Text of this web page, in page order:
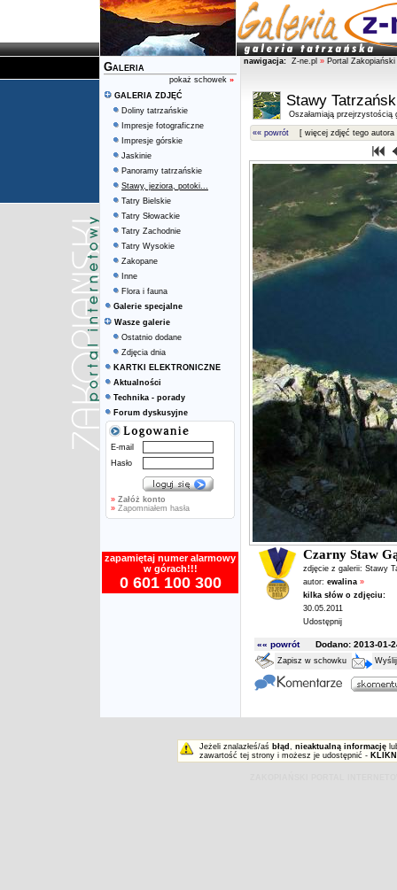
Galeria
pokaż schowek »
GALERIA ZDJĘĆ
Doliny tatrzańskie
Impresje fotograficzne
Impresje górskie
Jaskinie
Panoramy tatrzańskie
Stawy, jeziora, potoki...
Tatry Bielskie
Tatry Słowackie
Tatry Zachodnie
Tatry Wysokie
Zakopane
Inne
Flora i fauna
Galerie specjalne
Wasze galerie
Ostatnio dodane
Zdjęcia dnia
KARTKI ELEKTRONICZNE
Aktualności
Technika - porady
Forum dyskusyjne
E-mail
Hasło
» Załóż konto
» Zapomniałem hasła
zapamiętaj numer alarmowy
w górach!!!
0 601 100 300
nawigacja: Z-ne.pl » Portal Zakopiański
Stawy
Oszałamiają przejrzystością
«« powrót [ więcej zdjęć tego autora
Czarny Staw
zdjęcie z galerii: Stawy
autor: ewalina »
kilka słów o zdjęciu:
30.05.2011
Udostępnij
«« powrótDodano: 2013-01-
Zapisz w schowku
Jeżeli znalazłeś/aś błąd , nieaktualną informację
zawartość tej strony i możesz je udostępnić -